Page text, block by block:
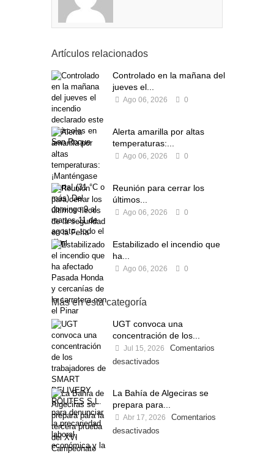
Artículos relacionados
Controlado en la mañana del
jueves el...
Ago 06, 2026 0
Alerta amarilla por altas
temperaturas:...
Ago 06, 2026 0
Reunión para cerrar los
últimos...
Ago 06, 2026 0
Estabilizado el incendio que
ha...
Ago 06, 2026 0
Más en esta categoría
UGT convoca una
concentración de los...
Jul 15, 2026
Comentarios
desactivados
La Bahía de Algeciras se
prepara para...
Abr 17, 2026
Comentarios
desactivados